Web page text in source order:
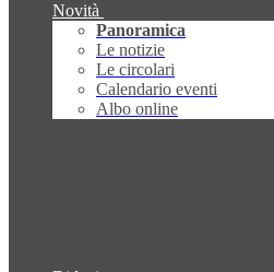
Novità
Panoramica
Le notizie
Le circolari
Calendario eventi
Albo online